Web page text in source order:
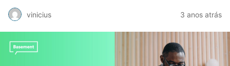
vinicius 3 anos atrás